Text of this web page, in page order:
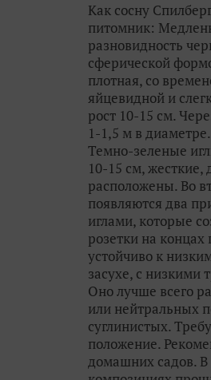
Как сосну
питомник:
разновидность
сферической
плотная, со
яйцевидной и
рост 10-15 см.
1-1,5 м в
Темно-зеленые
10-15 см, жесткие,
расположены. Во
появляются два
иглами, которые
розетки на концах
устойчиво к
засухе, с низкими
Оно лучше всего
или нейтральных
суглинистых.
положение.
домашних садов. В